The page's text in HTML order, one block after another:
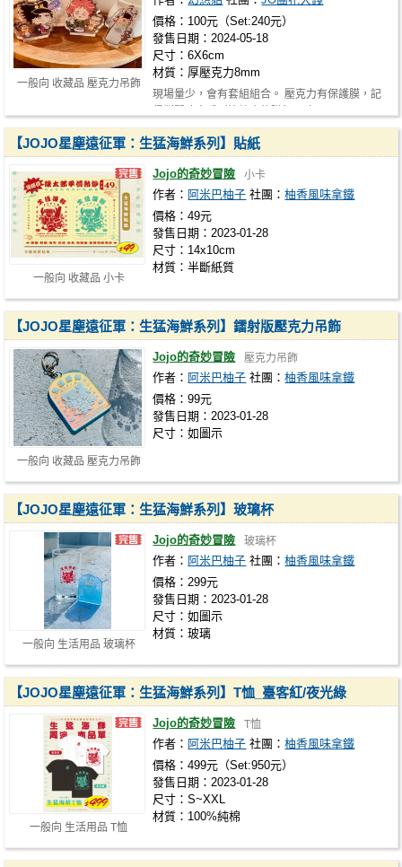
一般向 收藏品 壓克力吊飾
價格：100元（Set:240元）
發售日期：2024-05-18
尺寸：6X6cm
材質：厚壓克力8mm
現場量少，會有套組組合。 壓克力有保護膜，記
一般向 收藏品 小卡
【JOJO星塵遠征軍：生猛海鮮系列】貼紙
Jojo的奇妙冒險 小卡
作者： 阿米巴柚子 社團：柚香風味拿鐵
價格：49元
發售日期：2023-01-28
尺寸：14x10cm
材質：半斷紙質
一般向 收藏品 壓克力吊飾
【JOJO星塵遠征軍：生猛海鮮系列】鐳射版壓克力吊飾
Jojo的奇妙冒險 壓克力吊飾
作者： 阿米巴柚子 社團：柚香風味拿鐵
價格：99元
發售日期：2023-01-28
尺寸：如圖示
一般向 生活用品 玻璃杯
【JOJO星塵遠征軍：生猛海鮮系列】玻璃杯
Jojo的奇妙冒險 玻璃杯
作者： 阿米巴柚子 社團：柚香風味拿鐵
價格：299元
發售日期：2023-01-28
尺寸：如圖示
材質：玻璃
一般向 生活用品 T恤
【JOJO星塵遠征軍：生猛海鮮系列】T恤_臺客紅/夜光綠
Jojo的奇妙冒險 T恤
作者： 阿米巴柚子 社團：柚香風味拿鐵
價格：499元（Set:950元）
發售日期：2023-01-28
尺寸：S~XXL
材質：100%純棉